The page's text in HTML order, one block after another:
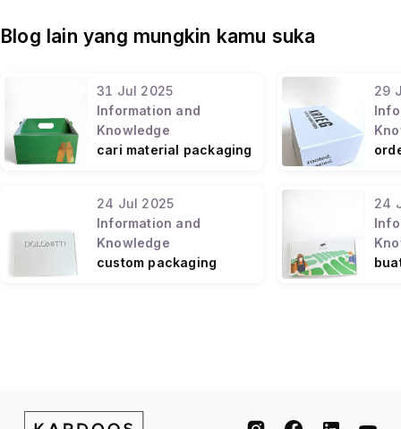
Blog lain yang mungkin kamu suka
31 Jul 2025
Information and
Knowledge
cari material packaging
29
24 Jul 2025
Information and
Knowledge
custom packaging
24